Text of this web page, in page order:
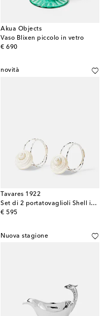
Akua Objects
Vaso Blixen piccolo in vetro
€ 690
original price
novità
Tavares 1922
Set di 2 portatovaglioli Shell in argento sterling
€ 595
original price
Nuova stagione